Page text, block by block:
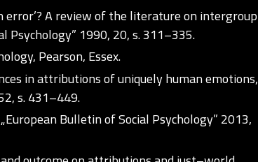
A review of the literature on intergroup
Psychology” 1990, 20, s. 311–335.
Pearson, Essex.
in attributions of uniquely human emotions,
s. 431–449.
Bulletin of Social Psychology” 2013,